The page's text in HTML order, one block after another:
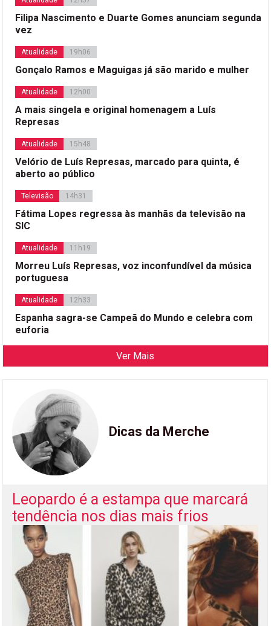
Filipa Nascimento e Duarte Gomes anunciam segunda
vez
Atualidade 19h06
Gonçalo Ramos e Maguigas já são marido e mulher
Atualidade 12h00
A mais singela e original homenagem a Luís
Represas
Atualidade 15h48
Velório de Luís Represas, marcado para quinta, é
aberto ao público
Televisão 14h31
Fátima Lopes regressa às manhãs da televisão na
SIC
Atualidade 11h19
Morreu Luís Represas, voz inconfundível da música
portuguesa
Atualidade 12h33
Espanha sagra-se Campeã do Mundo e celebra com
euforia
Ver Mais
Dicas da Merche
Leopardo é a estampa que marcará
tendência nos dias mais frios